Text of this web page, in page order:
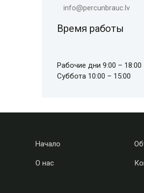
info@percunbrauc.lv
Время работы
Рабочие дни 9:00 – 18:00
Суббота 10:00 – 15:00
Начало
О нас